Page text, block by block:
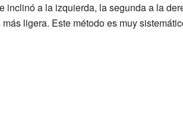
a la izquierda, la segunda a la
ligera. Este método es muy